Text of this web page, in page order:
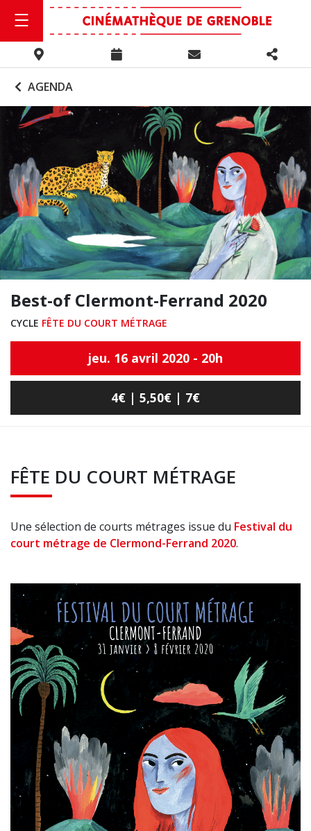
AGENDA
Best-of Clermont-Ferrand 2020
CYCLE FÊTE DU COURT MÉTRAGE
jeu. 16 avril 2020 - 20h
4€ | 5,50€ | 7€
FÊTE DU COURT MÉTRAGE
Une sélection de courts métrages issue du Festival du
court métrage de Clermond-Ferrand 2020.